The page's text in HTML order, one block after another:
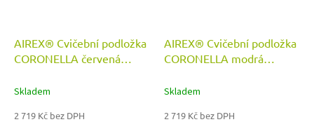
AIREX® Cvičební podložka
CORONELLA červená
Skladem
2 719 Kč bez DPH
AIREX® Cvičební podložka
CORONELLA modrá
Skladem
2 719 Kč bez DPH